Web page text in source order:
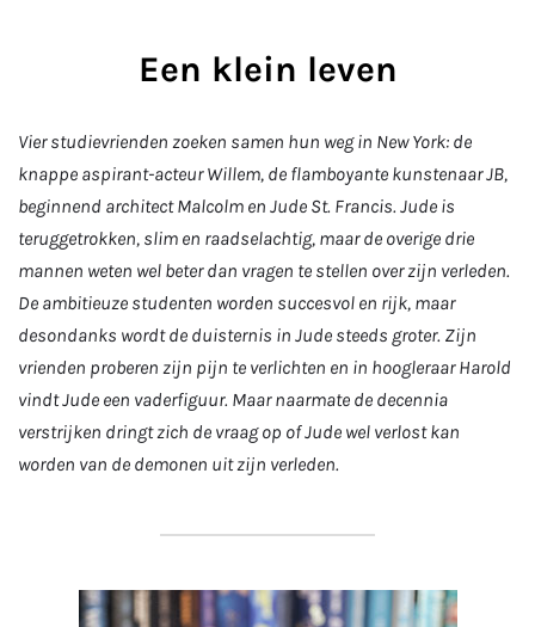
Een klein leven
Vier studievrienden zoeken samen hun weg in New York: de
knappe aspirant-acteur Willem, de flamboyante kunstenaar JB,
beginnend architect Malcolm en Jude St. Francis. Jude is
teruggetrokken, slim en raadselachtig, maar de overige drie
mannen weten wel beter dan vragen te stellen over zijn verleden.
De ambitieuze studenten worden succesvol en rijk, maar
desondanks wordt de duisternis in Jude steeds groter. Zijn
vrienden proberen zijn pijn te verlichten en in hoogleraar Harold
vindt Jude een vaderfiguur. Maar naarmate de decennia
verstrijken dringt zich de vraag op of Jude wel verlost kan
worden van de demonen uit zijn verleden.